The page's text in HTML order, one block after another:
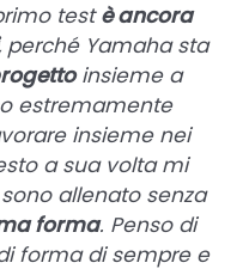
testè ancora
perché Yamaha sta
insieme a
estremamente
insieme nei
a sua volta mi
allenato senza
forma. Penso di
forma di sempre e